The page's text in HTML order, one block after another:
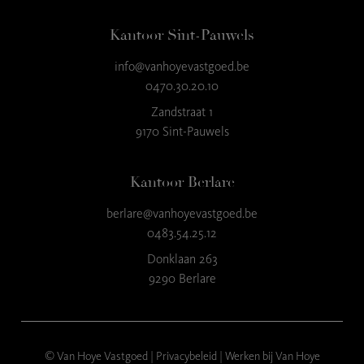
Kantoor Sint-Pauwels
info@vanhoyevastgoed.be
0470.30.20.10
Zandstraat 1
9170 Sint-Pauwels
Kantoor Berlare
berlare@vanhoyevastgoed.be
0483.54.25.12
Donklaan 263
9290 Berlare
© Van Hoye Vastgoed | Privacybeleid| Werken bij Van Hoye